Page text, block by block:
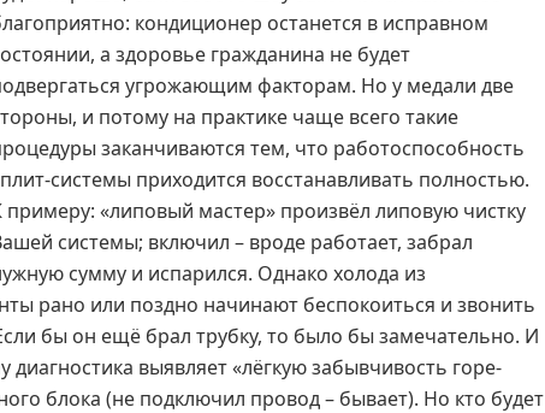
кондиционер останется в исправном
а здоровье гражданина не будет
угрожающим факторам. Но у медали две
и потому на практике чаще всего такие
заканчиваются тем, что работоспособность
системы приходится восстанавливать полностью.
примеру: «липовый мастер» произвёл липовую чистку
системы; включил – вроде работает, забрал
сумму и испарился. Однако холода из
рано или поздно начинают беспокоиться и звонить
бы он ещё брал трубку, то было бы замечательно. И
выявляет «лёгкую забывчивость горе-
блока (не подключил провод – бывает). Но кто будет